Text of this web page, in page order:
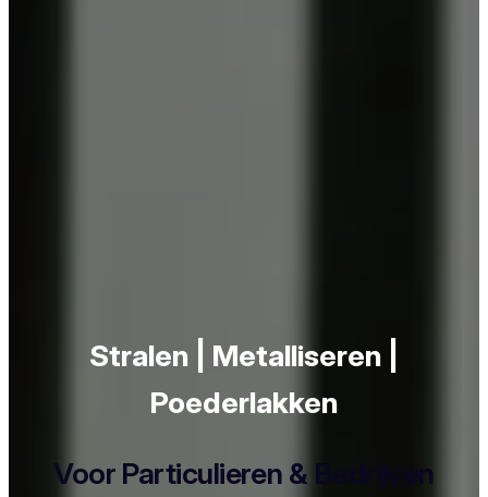
Stralen | Metalliseren |
Poederlakken
Voor Particulieren & Bedrijven